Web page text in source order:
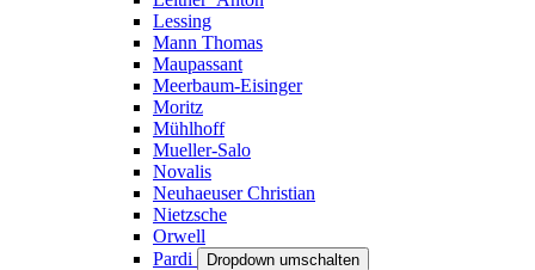
Lessing
Mann Thomas
Maupassant
Meerbaum-Eisinger
Moritz
Mühlhoff
Mueller-Salo
Novalis
Neuhaeuser Christian
Nietzsche
Orwell
Pardi
Dropdown umschalten